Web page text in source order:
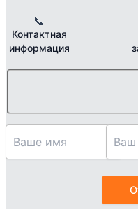
📞
Контактная
информация